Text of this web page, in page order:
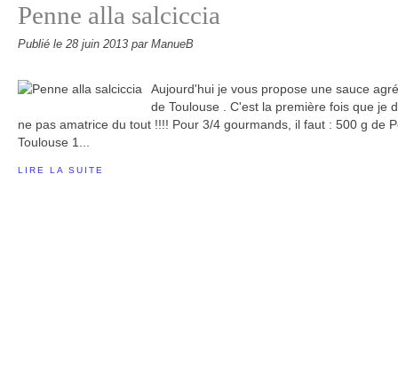
Penne alla salciccia
Publié le 28 juin 2013 par ManueB
Aujourd'hui je vous propose une sauce
de Toulouse . C'est la première fois que je
ne pas amatrice du tout !!!! Pour 3/4 gourmands, il faut : 500 g de
Toulouse 1...
LIRE LA SUITE